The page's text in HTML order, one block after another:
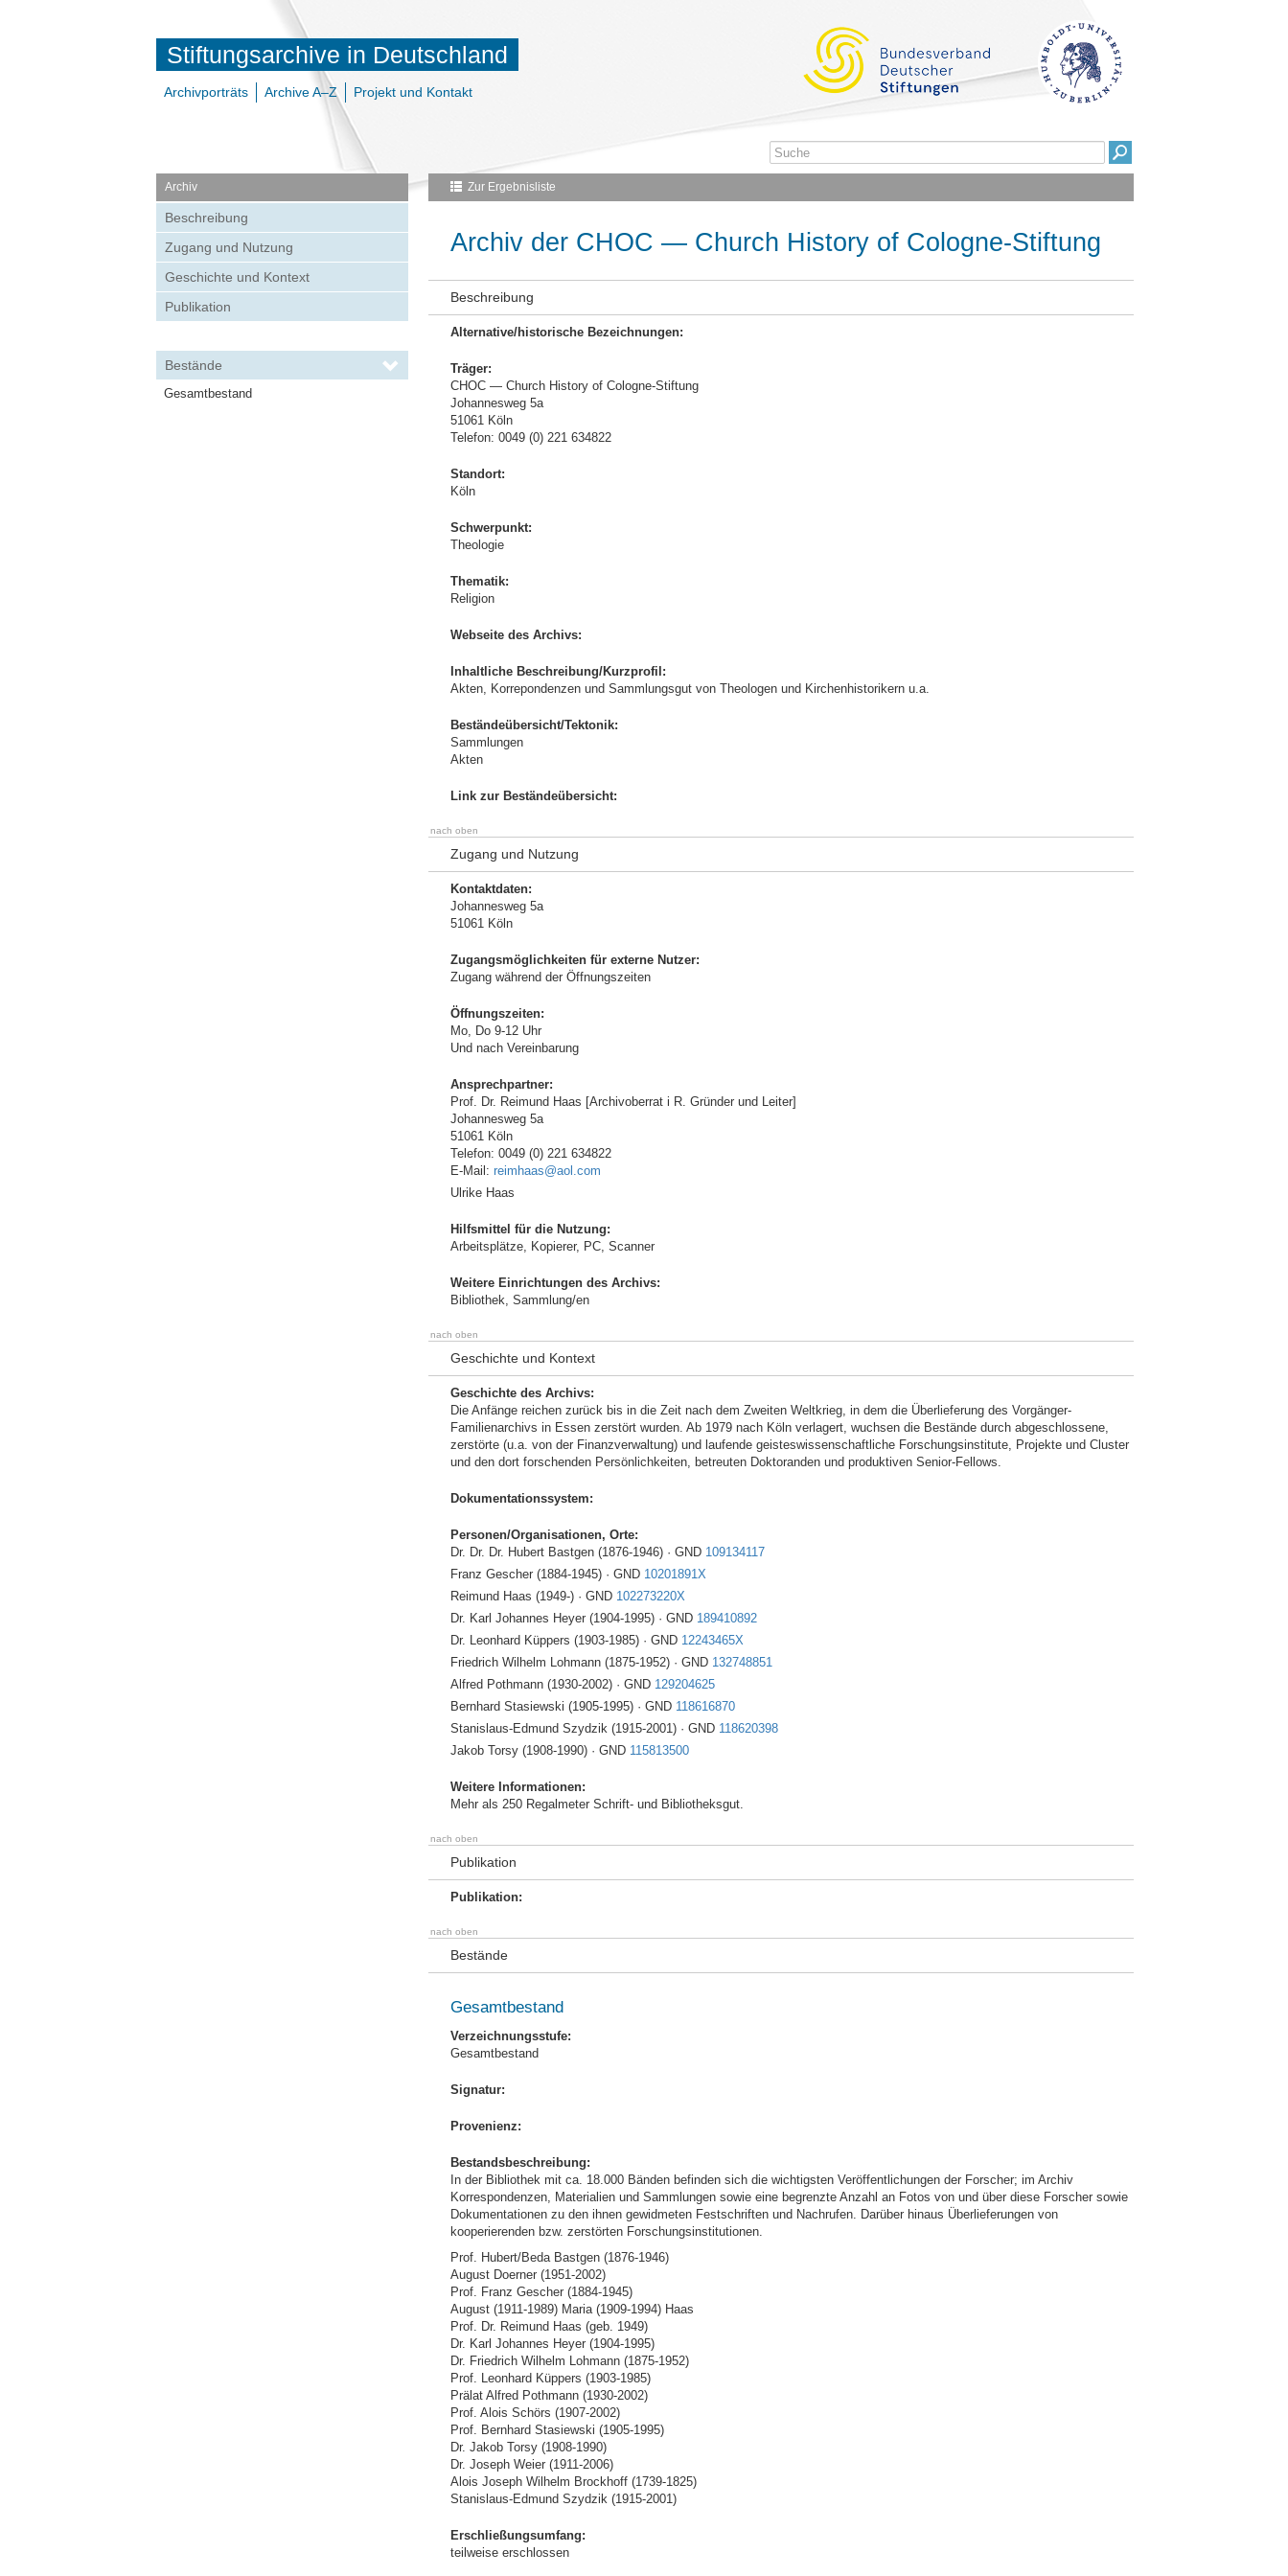
Stiftungsarchive in Deutschland
Archivporträts Archive A–Z Projekt und Kontakt
Archiv
Beschreibung
Zugang und Nutzung
Geschichte und Kontext
Publikation
Bestände
Gesamtbestand
Zur Ergebnisliste
Archiv der CHOC — Church History of Cologne-Stiftung
Beschreibung
Alternative/historische Bezeichnungen:
Träger:
CHOC — Church History of Cologne-Stiftung
Johannesweg 5a
51061 Köln
Telefon: 0049 (0) 221 634822
Standort:
Köln
Schwerpunkt:
Theologie
Thematik:
Religion
Webseite des Archivs:
Inhaltliche Beschreibung/Kurzprofil:
Akten, Korrepondenzen und Sammlungsgut von Theologen und Kirchenhistorikern u.a.
Beständeübersicht/Tektonik:
Sammlungen
Akten
Link zur Beständeübersicht:
nach oben
Zugang und Nutzung
Kontaktdaten:
Johannesweg 5a
51061 Köln
Zugangsmöglichkeiten für externe Nutzer:
Zugang während der Öffnungszeiten
Öffnungszeiten:
Mo, Do 9-12 Uhr
Und nach Vereinbarung
Ansprechpartner:
Prof. Dr. Reimund Haas [Archivoberrat i R. Gründer und Leiter]
Johannesweg 5a
51061 Köln
Telefon: 0049 (0) 221 634822
E-Mail: reimhaas@aol.com
Ulrike Haas
Hilfsmittel für die Nutzung:
Arbeitsplätze, Kopierer, PC, Scanner
Weitere Einrichtungen des Archivs:
Bibliothek, Sammlung/en
nach oben
Geschichte und Kontext
Geschichte des Archivs:
Die Anfänge reichen zurück bis in die Zeit nach dem Zweiten Weltkrieg, in dem die Überlieferung des Vorgänger-
Familienarchivs in Essen zerstört wurden. Ab 1979 nach Köln verlagert, wuchsen die Bestände durch abgeschlossene,
zerstörte (u.a. von der Finanzverwaltung) und laufende geisteswissenschaftliche Forschungsinstitute, Projekte und Cluster
und den dort forschenden Persönlichkeiten, betreuten Doktoranden und produktiven Senior-Fellows.
Dokumentationssystem:
Personen/Organisationen, Orte:
Dr. Dr. Dr. Hubert Bastgen (1876-1946) · GND 109134117
Franz Gescher (1884-1945) · GND 10201891X
Reimund Haas (1949-) · GND 102273220X
Dr. Karl Johannes Heyer (1904-1995) · GND 189410892
Dr. Leonhard Küppers (1903-1985) · GND 12243465X
Friedrich Wilhelm Lohmann (1875-1952) · GND 132748851
Alfred Pothmann (1930-2002) · GND 129204625
Bernhard Stasiewski (1905-1995) · GND 118616870
Stanislaus-Edmund Szydzik (1915-2001) · GND 118620398
Jakob Torsy (1908-1990) · GND 115813500
Weitere Informationen:
Mehr als 250 Regalmeter Schrift- und Bibliotheksgut.
nach oben
Publikation
Publikation:
nach oben
Bestände
Gesamtbestand
Verzeichnungsstufe:
Gesamtbestand
Signatur:
Provenienz:
Bestandsbeschreibung:
In der Bibliothek mit ca. 18.000 Bänden befinden sich die wichtigsten Veröffentlichungen der Forscher; im Archiv
Korrespondenzen, Materialien und Sammlungen sowie eine begrenzte Anzahl an Fotos von und über diese Forscher sowie
Dokumentationen zu den ihnen gewidmeten Festschriften und Nachrufen. Darüber hinaus Überlieferungen von
kooperierenden bzw. zerstörten Forschungsinstitutionen.
Prof. Hubert/Beda Bastgen (1876-1946)
August Doerner (1951-2002)
Prof. Franz Gescher (1884-1945)
August (1911-1989) Maria (1909-1994) Haas
Prof. Dr. Reimund Haas (geb. 1949)
Dr. Karl Johannes Heyer (1904-1995)
Dr. Friedrich Wilhelm Lohmann (1875-1952)
Prof. Leonhard Küppers (1903-1985)
Prälat Alfred Pothmann (1930-2002)
Prof. Alois Schörs (1907-2002)
Prof. Bernhard Stasiewski (1905-1995)
Dr. Jakob Torsy (1908-1990)
Dr. Joseph Weier (1911-2006)
Alois Joseph Wilhelm Brockhoff (1739-1825)
Stanislaus-Edmund Szydzik (1915-2001)
Erschließungsumfang:
teilweise erschlossen